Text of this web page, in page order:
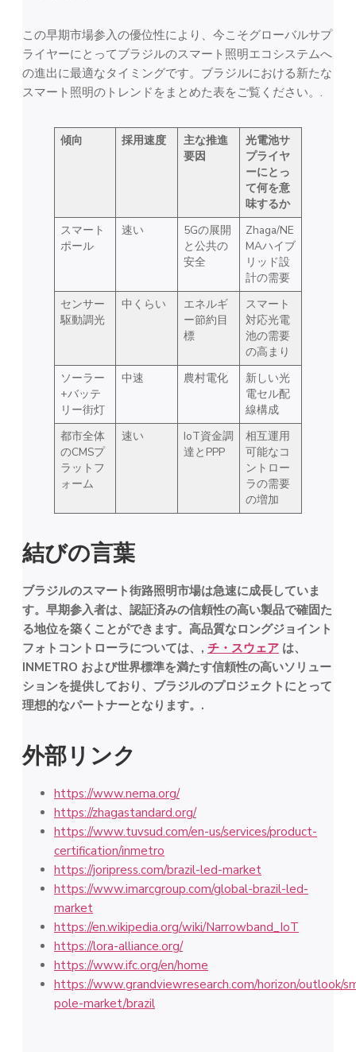
この早期市場参入の優位性により、今こそグローバルサプ
ライヤーにとってブラジルのスマート照明エコシステムへ
の進出に最適なタイミングです。ブラジルにおける新たな
スマート照明のトレンドをまとめた表をご覧ください。.
傾向 採用速度
主な推進
要因
光電池サ
プライヤ
ーにとっ
て何を意
味するか
スマート
ポール
速い
5Gの展開
と公共の
安全
Zhaga/NE
MAハイブ
リッド設
計の需要
センサー
駆動調光
中くらい
エネルギ
ー節約目
標
スマート
対応光電
池の需要
の高まり
ソーラー
+バッテ
リー街灯
中速 農村電化
新しい光
電セル配
線構成
都市全体
のCMSプ
ラットフ
ォーム
速い
IoT資金調
達とPPP
相互運用
可能なコ
ントロー
ラの需要
の増加
結びの言葉
ブラジルのスマート街路照明市場は急速に成長していま
す。早期参入者は、認証済みの信頼性の高い製品で確固た
る地位を築くことができます。高品質なロングジョイント
フォトコントローラについては、, チ・スウェア は、
INMETRO および世界標準を満たす信頼性の高いソリュー
ションを提供しており、ブラジルのプロジェクトにとって
理想的なパートナーとなります。.
外部リンク
https://www.nema.org/
https://zhagastandard.org/
https://www.tuvsud.com/en-us/services/product-
certification/inmetro
https://joripress.com/brazil-led-market
https://www.imarcgroup.com/global-brazil-led-
market
https://en.wikipedia.org/wiki/Narrowband_IoT
https://lora-alliance.org/
https://www.ifc.org/en/home
https://www.grandviewresearch.com/horizon/outlook/
pole-market/brazil